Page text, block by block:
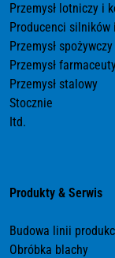
Przemysł lotniczy i
Producenci silników
Przemysł spożywczy
Przemysł
Przemysł stalowy
Stocznie
Itd.
Produkty & Serwis
Budowa linii
Obróbka blachy